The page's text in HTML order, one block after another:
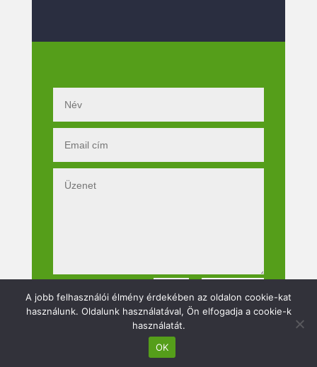
13 + 13= Küldés
A jobb felhasználói élmény érdekében az oldalon cookie-kat
használunk. Oldalunk használatával, Ön elfogadja a cookie-k
használatát.
OK